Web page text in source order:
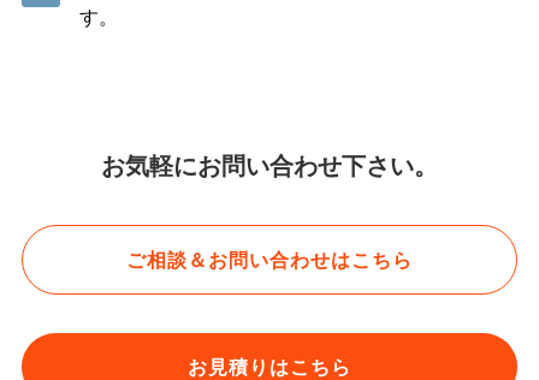
す。
お気軽にお問い合わせ下さい。
ご相談＆お問い合わせはこちら
お見積りはこちら